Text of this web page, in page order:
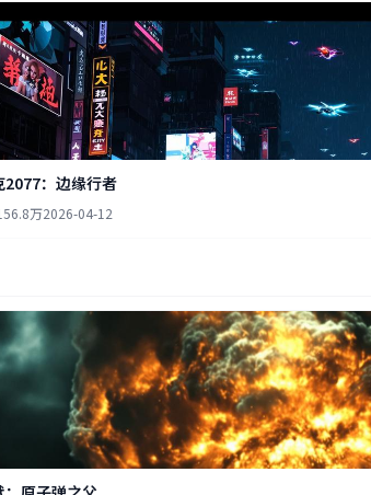
2077：边缘行者
万2026-04-12